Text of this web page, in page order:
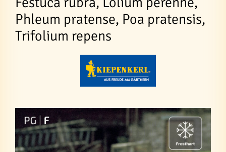
Phleum pratense, Poa pratensis,
Trifolium repens